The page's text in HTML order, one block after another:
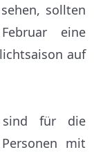
sollten
eine
auf
sind für die
mit